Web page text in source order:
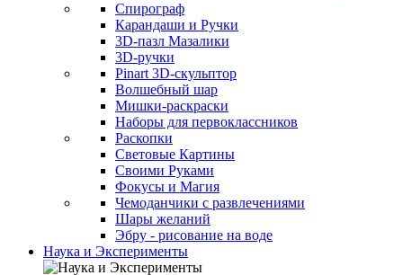
Спирограф
Карандаши и Ручки
3D-пазл Мазалики
3D-ручки
Pinart 3D-скульптор
Волшебный шар
Мишки-раскраски
Наборы для первоклассников
Раскопки
Световые Картины
Своими Руками
Фокусы и Магия
Чемоданчики с развлечениями
Шары желаний
Эбру - рисование на воде
Наука и Эксперименты